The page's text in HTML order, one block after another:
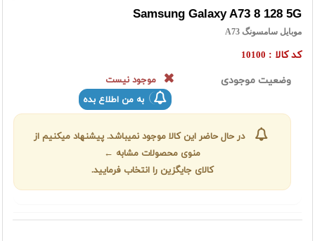
Samsung Galaxy A73 8 128 5G
موبایل سامسونگ A73
کد کالا : 10100
وضعیت موجودی
موجود نیست
به من اطلاع بده
در حال حاضر این کالا موجود نمیباشد. پیشنهاد میکنیم از
منوی محصولات مشابه ←
کالای جایگزین را انتخاب فرمایید.